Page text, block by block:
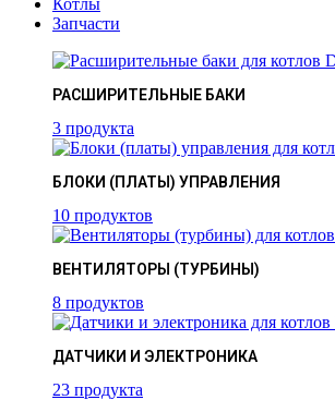
Котлы
Запчасти
РАСШИРИТЕЛЬНЫЕ БАКИ
3 продукта
БЛОКИ (ПЛАТЫ) УПРАВЛЕНИЯ
10 продуктов
ВЕНТИЛЯТОРЫ (ТУРБИНЫ)
8 продуктов
ДАТЧИКИ И ЭЛЕКТРОНИКА
23 продукта